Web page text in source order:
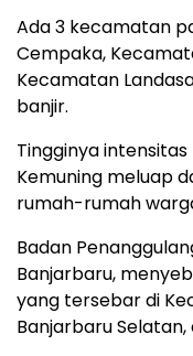
Ada 3 kecamatan
Cempaka,
Kecamatan
banjir.
Tingginya
Kemuning meluap
rumah-rumah
Badan
Banjarbaru,
yang tersebar di
Banjarbaru